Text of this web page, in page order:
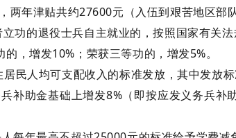
两年津贴共约27600元 （入伍到艰苦地区部
功的退役士兵自主就业的，按照国家有关
，增发10%；荣获三等功的，增发5%。
民人均可支配收入的标准发放，其中发放
助金基础上增发8%（即按应发义务兵补